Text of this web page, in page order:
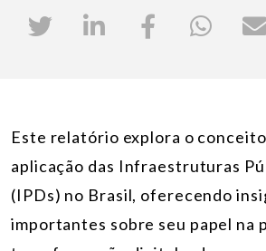
Este relatório explora o
aplicação das Infraestruturas
(IPDs) no Brasil, oferecendo
importantes sobre seu papel na